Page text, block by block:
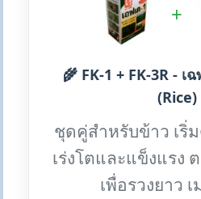
+
🌾 FK-1 + FK-3R - เ
(Rice)
ชุดคู่สำหรับข้าว เริ่ม
เร่งโตและแข็งแรง
เพื่อรวงยาว